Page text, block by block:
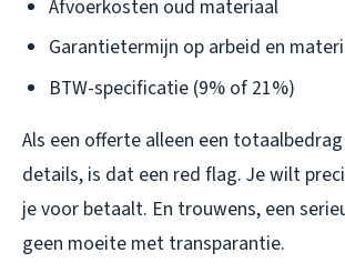
Afvoerkosten oud materiaal
Garantietermijn op arbeid en
BTW-specificatie (9% of 21%)
Als een offerte alleen een
details, is dat een red flag. Je wilt
je voor betaalt. En trouwens, een
geen moeite met transparantie.